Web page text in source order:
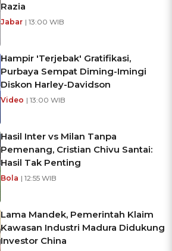
Razia
Jabar | 13:00 WIB
Hampir 'Terjebak' Gratifikasi,
Purbaya Sempat Diming-Imingi
Diskon Harley-Davidson
Video | 13:00 WIB
Hasil Inter vs Milan Tanpa
Pemenang, Cristian Chivu Santai:
Hasil Tak Penting
Bola | 12:55 WIB
Lama Mandek, Pemerintah Klaim
Kawasan Industri Madura Didukung
Investor China